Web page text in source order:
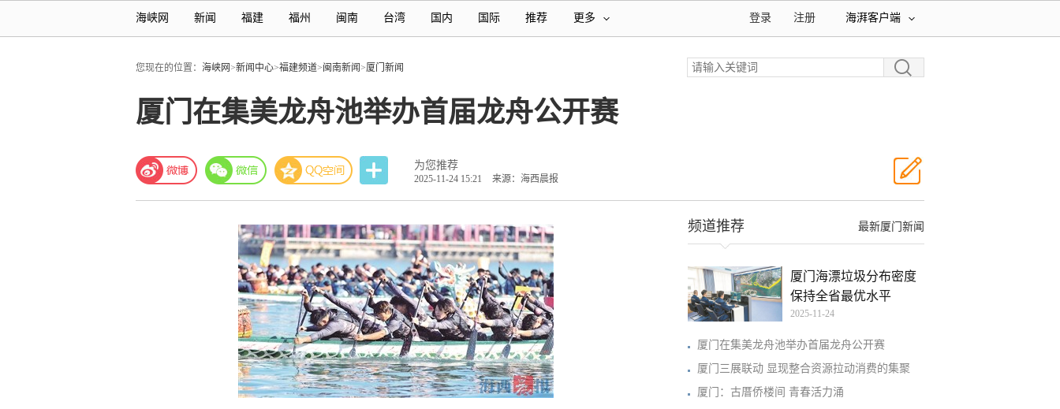
海峡网 新闻 福建 福州 闽南 台湾 国内 国际 推荐 更多 海湃客户端
注册
登录
您现在的位置： 海峡网>新闻中心>福建频道>闽南新闻>厦门新闻
厦门在集美龙舟池举办首届龙舟公开赛
为您推荐
2025-11-24 15:21 来源：海西晨报
最新厦门新闻
频道推荐
厦门海漂垃圾分布密度
保持全省最优水平
2025-11-24
厦门在集美龙舟池举办首届龙舟公开赛
厦门三展联动 显现整合资源拉动消费的集聚
厦门：古厝侨楼间 青春活力涌